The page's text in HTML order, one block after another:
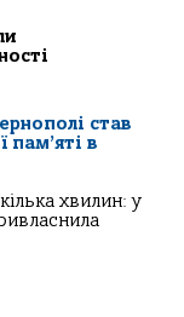
став
пам’яті в
хвилин: у